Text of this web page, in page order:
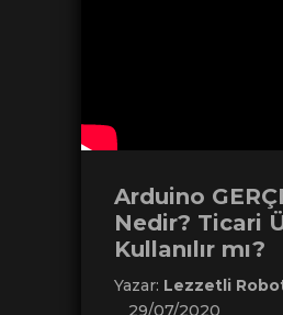
Arduino
Nedir? Ticari
Kullanılır mı?
Yazar: Lezzetli
29/07/2020